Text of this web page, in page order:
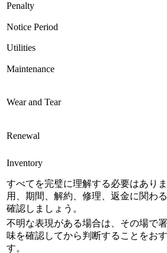
Penalty
Notice Period
Utilities
Maintenance
Wear and Tear
Renewal
Inventory
すべてを完璧に理解する必要はあり
用、期間、解約、修理、返金に関わ
確認しましょう。
不明な表現がある場合は、その場で
味を確認してから判断することをお
す。